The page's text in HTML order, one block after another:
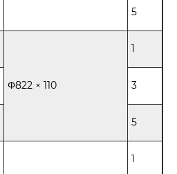
5
Φ822 × 110
1
3
5
1